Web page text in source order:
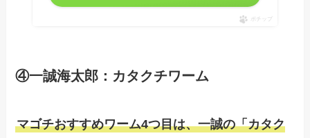
ポチップ
④一誠海太郎：カタクチワーム
マゴチおすすめワーム4つ目は、一誠の「カタク